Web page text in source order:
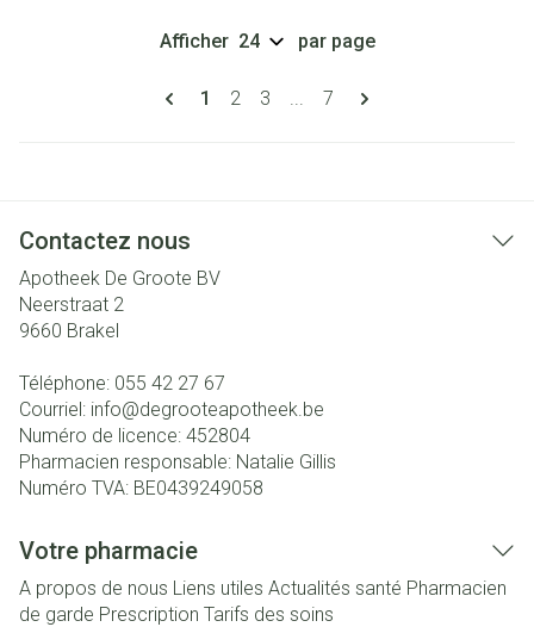
Pages
Vous lisez actuellement la page
1 Page
2 Page
3 ... Page
7
Afficher par page
Contactez nous
Apotheek De Groote BV
Neerstraat 2
9660 Brakel
Téléphone: 055 42 27 67
Courriel: info@degrooteapotheek.be
Numéro de licence: 452804
Pharmacien responsable: Natalie Gillis
Numéro TVA: BE0439249058
Votre pharmacie
A propos de nous Liens utiles Actualités santé Pharmacien
de garde Prescription Tarifs des soins